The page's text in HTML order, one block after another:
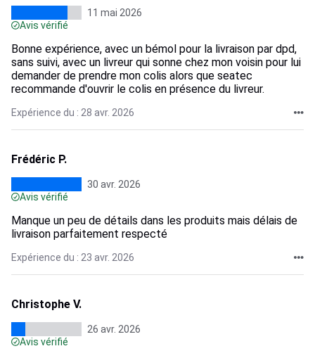
11 mai 2026
Avis vérifié
Bonne expérience, avec un bémol pour la livraison par dpd,
sans suivi, avec un livreur qui sonne chez mon voisin pour lui
demander de prendre mon colis alors que seatec
recommande d'ouvrir le colis en présence du livreur.
Expérience du : 28 avr. 2026
Frédéric P.
30 avr. 2026
Avis vérifié
Manque un peu de détails dans les produits mais délais de
livraison parfaitement respecté
Expérience du : 23 avr. 2026
Christophe V.
26 avr. 2026
Avis vérifié